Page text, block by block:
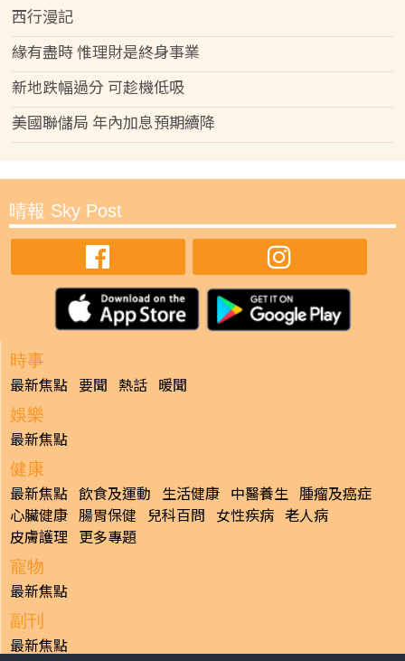
西行漫記
緣有盡時 惟理財是終身事業
新地跌幅過分 可趁機低吸
美國聯儲局 年內加息預期續降
晴報 Sky Post
時事
最新焦點 要聞 熱話 暖聞
娛樂
最新焦點
健康
最新焦點 飲食及運動 生活健康 中醫養生 腫瘤及癌症
心臟健康 腸胃保健 兒科百問 女性疾病 老人病
皮膚護理 更多專題
寵物
最新焦點
副刊
最新焦點